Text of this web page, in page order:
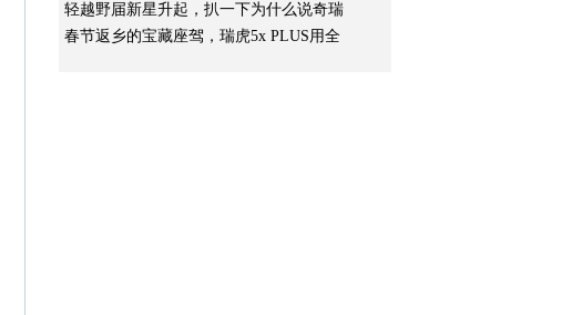
轻越野届新星升起，扒一下为什么说奇瑞
春节返乡的宝藏座驾，瑞虎5x PLUS用全